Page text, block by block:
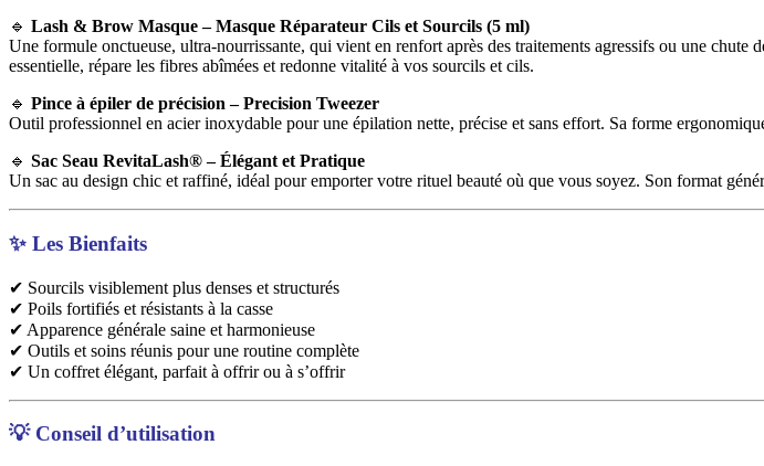
🔹 Lash & Brow Masque – Masque Réparateur Cils et Sourcils (5 ml)
Une formule onctueuse, ultra-nourrissante, qui vient en renfort après des traitements agressifs ou une
essentielle, répare les fibres abîmées et redonne vitalité à vos sourcils et cils.
🔹 Pince à épiler de précision – Precision Tweezer
Outil professionnel en acier inoxydable pour une épilation nette, précise et sans effort. Sa forme
🔹 Sac Seau RevitaLash® – Élégant et Pratique
Un sac au design chic et raffiné, idéal pour emporter votre rituel beauté où que vous soyez. Son format
✨ Les Bienfaits
✔ Sourcils visiblement plus denses et structurés
✔ Poils fortifiés et résistants à la casse
✔ Apparence générale saine et harmonieuse
✔ Outils et soins réunis pour une routine complète
✔ Un coffret élégant, parfait à offrir ou à s’offrir
💡 Conseil d’utilisation